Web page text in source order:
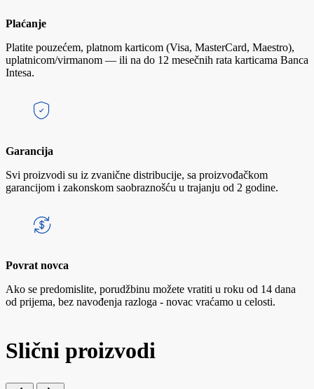
Plaćanje
Platite pouzećem, platnom karticom (Visa, MasterCard, Maestro),
uplatnicom/virmanom — ili na do 12 mesečnih rata karticama Banca
Intesa.
Garancija
Svi proizvodi su iz zvanične distribucije, sa proizvođačkom
garancijom i zakonskom saobraznošću u trajanju od 2 godine.
Povrat novca
Ako se predomislite, porudžbinu možete vratiti u roku od 14 dana
od prijema, bez navođenja razloga - novac vraćamo u celosti.
Slični proizvodi